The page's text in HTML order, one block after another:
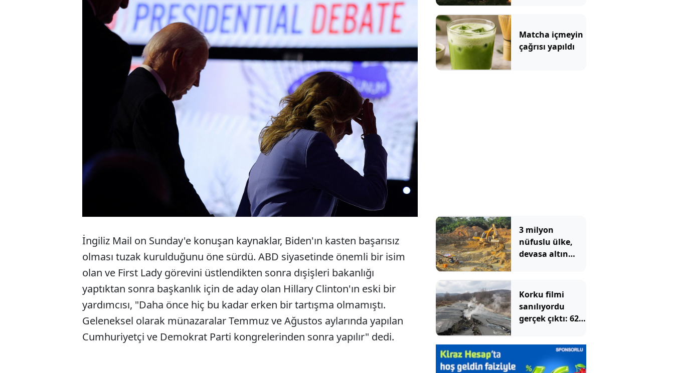
İngiliz Mail on Sunday'e konuşan kaynaklar, Biden'ın kasten başarısız
olması tuzak kurulduğunu öne sürdü. ABD siyasetinde önemli bir isim
olan ve First Lady görevini üstlendikten sonra dışişleri bakanlığı
yaptıktan sonra başkanlık için de aday olan Hillary Clinton'ın eski bir
yardımcısı, "Daha önce hiç bu kadar erken bir tartışma olmamıştı.
Geleneksel olarak münazaralar Temmuz ve Ağustos aylarında yapılan
Cumhuriyetçi ve Demokrat Parti kongrelerinden sonra yapılır" dedi.
Matcha içmeyin
çağrısı yapıldı
3 milyon
nüfuslu ülke,
devasa altın
kaderi değişti
Korku filmi
sanılıyordu
gerçek çıktı: 62
altından yanıyor